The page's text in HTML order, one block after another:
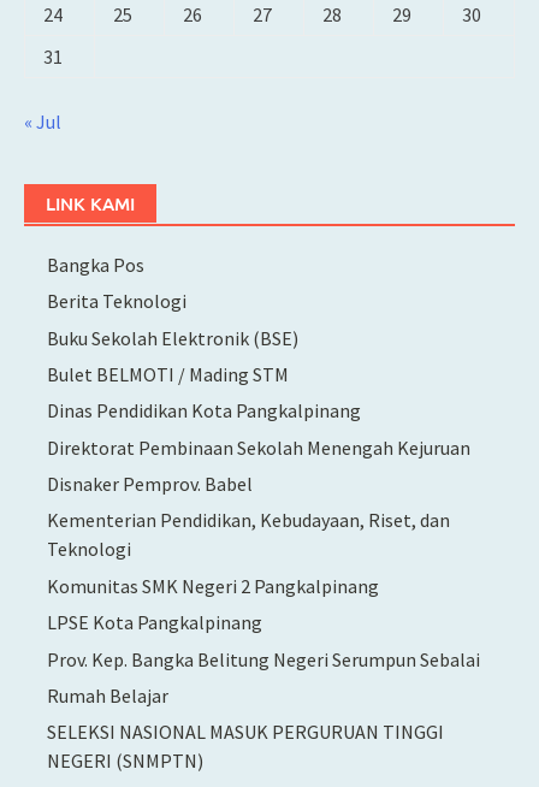
24
25 26 27 28 29
30
31
« Jul
LINK KAMI
Bangka Pos
Berita Teknologi
Buku Sekolah Elektronik (BSE)
Bulet BELMOTI / Mading STM
Dinas Pendidikan Kota Pangkalpinang
Direktorat Pembinaan Sekolah Menengah Kejuruan
Disnaker Pemprov. Babel
Kementerian Pendidikan, Kebudayaan, Riset, dan
Teknologi
Komunitas SMK Negeri 2 Pangkalpinang
LPSE Kota Pangkalpinang
Prov. Kep. Bangka Belitung Negeri Serumpun Sebalai
Rumah Belajar
SELEKSI NASIONAL MASUK PERGURUAN TINGGI
NEGERI (SNMPTN)